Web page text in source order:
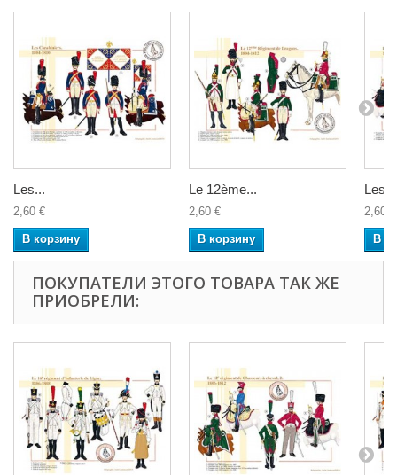
Les...
2,60 €
В корзину
Le 12ème...
2,60 €
В корзину
Les...
2,60 €
В
ПОКУПАТЕЛИ ЭТОГО ТОВАРА ТАК ЖЕ
ПРИОБРЕЛИ: